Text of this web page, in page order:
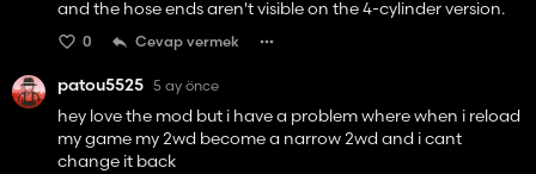
and the hose ends aren't visible on the 4-cylinder version.
0 Cevap vermek
patou5525 5 ay önce
hey love the mod but i have a problem where when i reload
my game my 2wd become a narrow 2wd and i cant
change it back